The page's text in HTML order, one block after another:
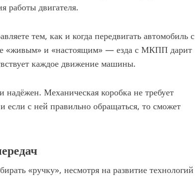
работы двигателя.
тем, как и когда передвигать автомобиль с
«живым» и «настоящим» — езда с МКПП дарит
каждое движение машины.
Механическая коробка не требует
если с ней правильно обращаться, то сможет
«ручку», несмотря на развитие технологий